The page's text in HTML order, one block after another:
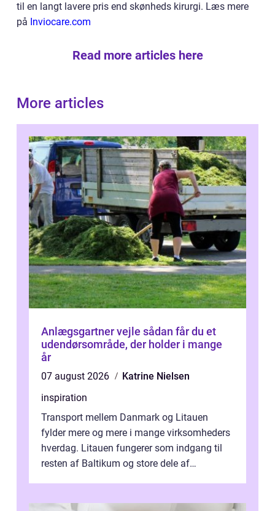
til en langt lavere pris end skønheds kirurgi. Læs mere
på Inviocare.com
Read more articles here
More articles
Anlægsgartner vejle sådan får du et
udendørsområde, der holder i mange
år
07 august 2026
Katrine Nielsen
inspiration
Transport mellem Danmark og Litauen
fylder mere og mere i mange virksomheders
hverdag. Litauen fungerer som indgang til
resten af Baltikum og store dele af